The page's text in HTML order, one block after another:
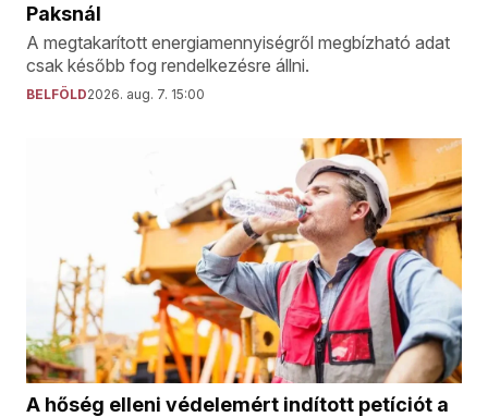
Paksnál
A megtakarított energiamennyiségről megbízható adat
csak később fog rendelkezésre állni.
BELFÖLD2026. aug. 7. 15:00
A hőség elleni védelemért indított petíciót a